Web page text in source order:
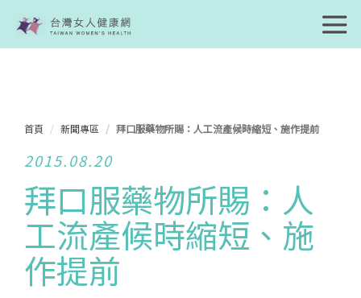
首頁 新聞專區 拜口服藥物所賜：人工流產候時縮短、施作提前
2015.08.20
拜口服藥物所賜：人
工流產候時縮短、施
作提前